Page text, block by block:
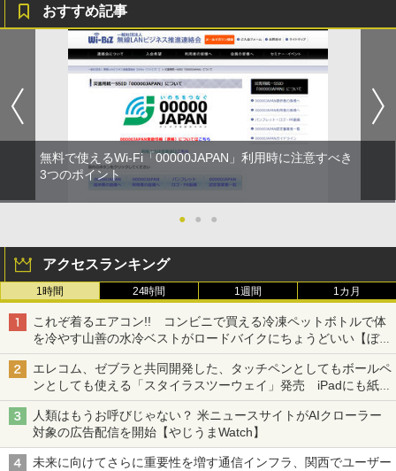
おすすめ記事
無料で使えるWi-Fi「00000JAPAN」利用時に注意すべき
3つのポイント
● ● ●
アクセスランキング
1時間 24時間 1週間 1カ月
これぞ着るエアコン!! コンビニで買える冷凍ペットボトルで体
を冷やす山善の水冷ベストがロードバイクにちょうどいい【ぼっ
ち・ざ・ろーど！その14】【空いた時間でなにしてる？】
エレコム、ゼブラと共同開発した、タッチペンとしてもボールペ
ンとしても使える「スタイラスツーウェイ」発売 iPadにも紙に
も、持ち替えずに書き込める
人類はもうお呼びじゃない？ 米ニュースサイトがAIクローラー
対象の広告配信を開始【やじうまWatch】
未来に向けてさらに重要性を増す通信インフラ、関西でユーザー